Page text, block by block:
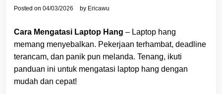
Posted on 04/03/2026 by Ericawu
Cara Mengatasi Laptop Hang – Laptop hang
memang menyebalkan. Pekerjaan terhambat, deadline
terancam, dan panik pun melanda. Tenang, ikuti
panduan ini untuk mengatasi laptop hang dengan
mudah dan cepat!